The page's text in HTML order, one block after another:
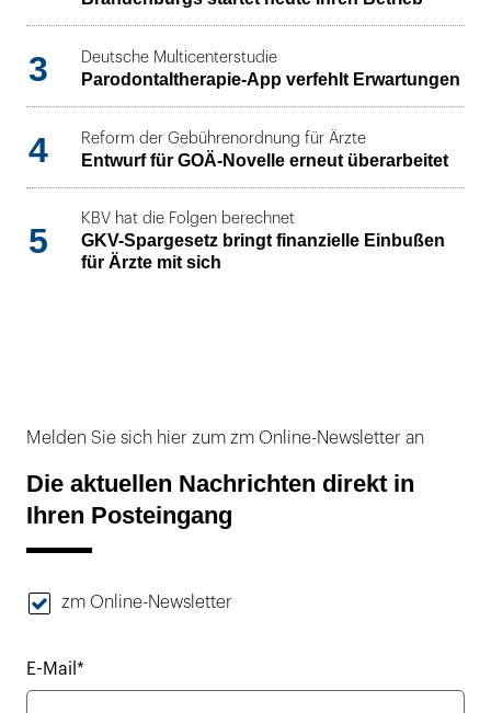
3 Deutsche Multicenterstudie
Parodontaltherapie-App verfehlt Erwartungen
4 Reform der Gebührenordnung für Ärzte
Entwurf für GOÄ-Novelle erneut überarbeitet
5
KBV hat die Folgen berechnet
GKV-Spargesetz bringt finanzielle Einbußen
für Ärzte mit sich
Melden Sie sich hier zum zm Online-Newsletter an
Die aktuellen Nachrichten direkt in
Ihren Posteingang
zm Online-Newsletter
E-Mail*